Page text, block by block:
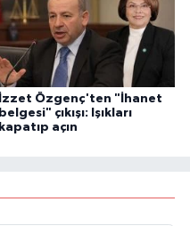
İzzet Özgenç'ten "İhanet
belgesi" çıkışı: Işıkları
kapatıp açın